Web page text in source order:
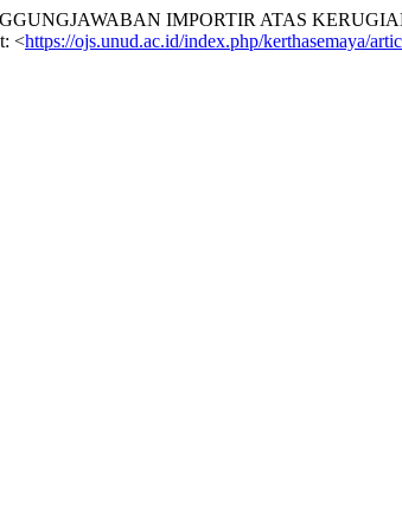
IMPORTIR ATAS
<https://ojs.unud.ac.id/index.php/kerthasemaya/